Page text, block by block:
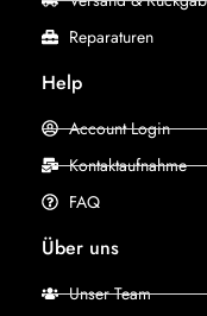
Reparaturen
Help
Account Login
Kontaktaufnahme
FAQ
Über uns
Unser Team